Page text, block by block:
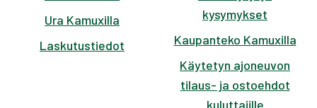
Ura Kamuxilla
Laskutustiedot
kysymykset
Kaupanteko Kamuxilla
Käytetyn ajoneuvon
tilaus- ja ostoehdot
kuluttajille